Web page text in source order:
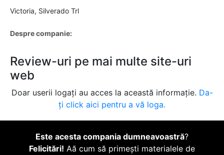
Victoria, Silverado Trl
Despre companie:
Review-uri pe mai multe site-uri
web
Doar userii logați au acces la această informație. Da-
ți click aici pentru a vă loga.
Este acesta compania dumneavoastră?
Felicitări! Aă cum să primești materialele de